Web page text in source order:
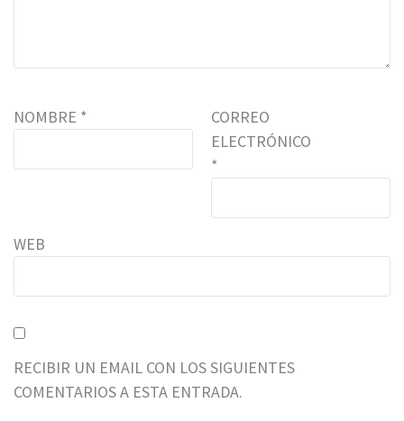
NOMBRE *
CORREO
ELECTRÓNICO
*
WEB
RECIBIR UN EMAIL CON LOS SIGUIENTES
COMENTARIOS A ESTA ENTRADA.